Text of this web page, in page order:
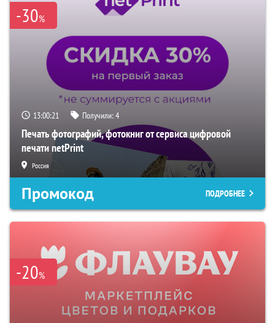
-30%
13:00:20 Получили:4
Печать фотографий, фотокниг от сервиса цифровой
печати netPrint
Россия
Промокод ПОДРОБНЕЕ
-20%